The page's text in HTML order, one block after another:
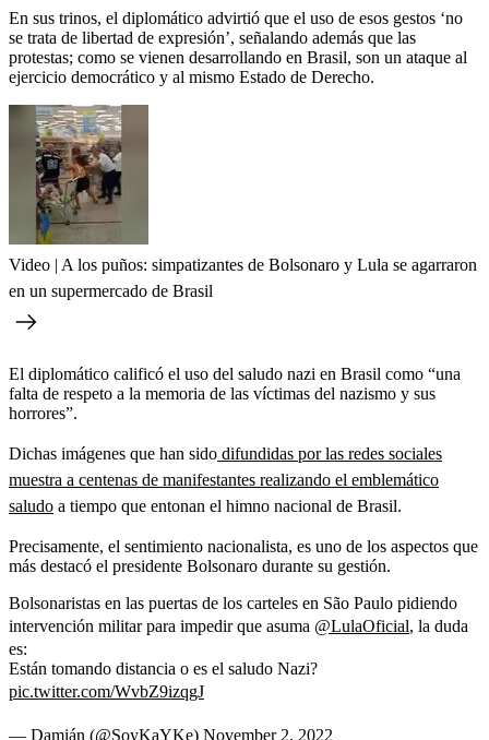
En sus trinos, el diplomático advirtió que el uso de esos gestos ‘no
se trata de libertad de expresión’, señalando además que las
protestas; como se vienen desarrollando en Brasil, son un ataque al
ejercicio democrático y al mismo Estado de Derecho.
Video | A los puños: simpatizantes de Bolsonaro y Lula se agarraron
en un supermercado de Brasil
El diplomático calificó el uso del saludo nazi en Brasil como “una
falta de respeto a la memoria de las víctimas del nazismo y sus
horrores”.
Dichas imágenes que han sido difundidas por las redes sociales
muestra a centenas de manifestantes realizando el emblemático
saludo a tiempo que entonan el himno nacional de Brasil.
Precisamente, el sentimiento nacionalista, es uno de los aspectos que
más destacó el presidente Bolsonaro durante su gestión.
Bolsonaristas en las puertas de los carteles en São Paulo pidiendo
intervención militar para impedir que asuma @LulaOficial, la duda
es:
Están tomando distancia o es el saludo Nazi?
pic.twitter.com/WvbZ9izqgJ
— Damián (@SoyKaYKe) November 2, 2022